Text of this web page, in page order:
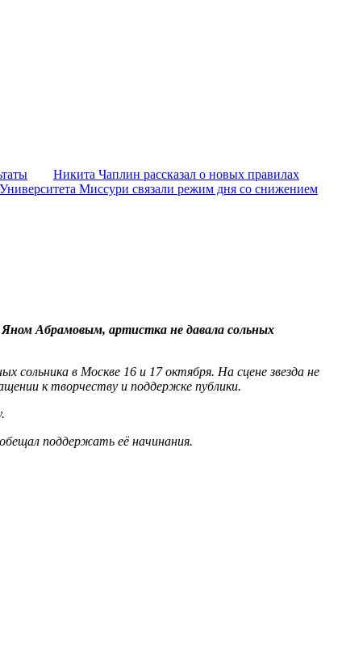
Никита Чаплин рассказал о новых правилах
Миссури связали режим дня со снижением
Яном Абрамовым, артистка не давала сольных
сольника в Москве 16 и 17 октября. На сцене звезда не
к творчеству и поддержке публики.
поддержать её начинания.